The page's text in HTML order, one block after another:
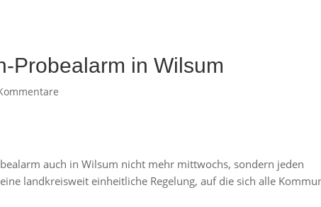
Probealarm in Wilsum
auch in Wilsum nicht mehr mittwochs, sondern jeden
landkreisweit einheitliche Regelung, auf die sich alle